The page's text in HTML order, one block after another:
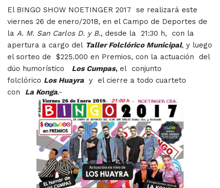
El BINGO SHOW NOETINGER 2017 se realizará este
viernes 26 de enero/2018, en el Campo de Deportes de
la A. M. San Carlos D. y B., desde la 21:30 h, con la
apertura a cargo del Taller Folclórico Municipal, y luego
el sorteo de $225.000 en Premios, con la actuación del
dúo humorístico Los Cumpas, el conjunto
folclórico Los Huayra y el cierre a todo cuarteto
con
La Konga.-